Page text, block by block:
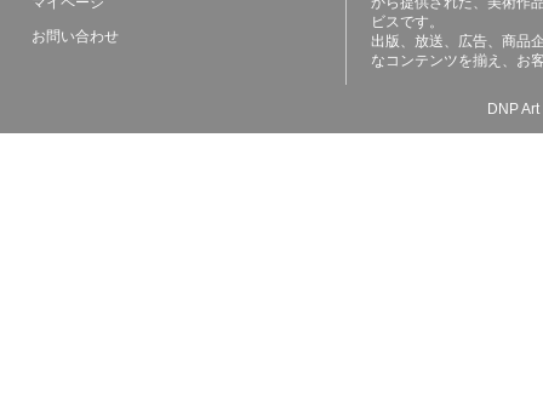
お問い合わせ
ビスです。
出版、放送、広告、商品
なコンテンツを揃え、お
DNP